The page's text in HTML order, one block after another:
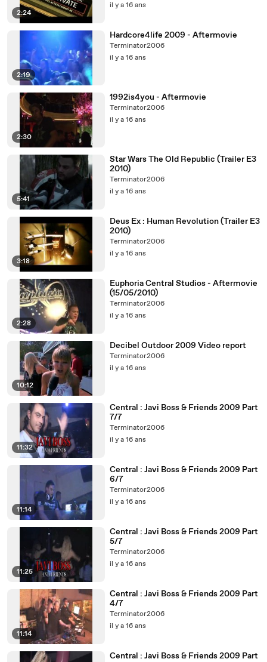
2:24
il y a 16 ans
2:19
Hardcore4life 2009 - Aftermovie
Terminator2006
il y a 16 ans
2:30
1992is4you - Aftermovie
Terminator2006
il y a 16 ans
5:41
Star Wars The Old Republic (Trailer E3
2010)
Terminator2006
il y a 16 ans
3:18
Deus Ex : Human Revolution (Trailer E3
2010)
Terminator2006
il y a 16 ans
2:28
Euphoria Central Studios - Aftermovie
(15/05/2010)
Terminator2006
il y a 16 ans
10:12
Decibel Outdoor 2009 Video report
Terminator2006
il y a 16 ans
11:32
Central : Javi Boss & Friends 2009 Part
7/7
Terminator2006
il y a 16 ans
11:14
Central : Javi Boss & Friends 2009 Part
6/7
Terminator2006
il y a 16 ans
11:25
Central : Javi Boss & Friends 2009 Part
5/7
Terminator2006
il y a 16 ans
11:14
Central : Javi Boss & Friends 2009 Part
4/7
Terminator2006
il y a 16 ans
Central : Javi Boss & Friends 2009 Part